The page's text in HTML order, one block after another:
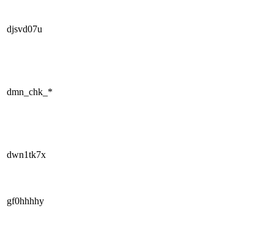
djsvd07u
dmn_chk_*
dwn1tk7x
gf0hhhhy